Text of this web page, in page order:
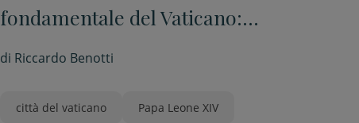
fondamentale del Vaticano:
presidenza aperta ai non
di Riccardo Benotti
città del vaticano Papa Leone XIV